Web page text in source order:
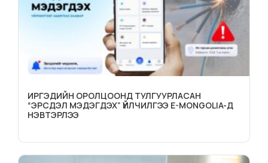
ИРГЭДИЙН ОРОЛЦООНД ТУЛГУУРЛАСАН
“ЭРСДЭЛ МЭДЭГДЭХ” ҮЙЛЧИЛГЭЭ E-MONGOLIA-Д
НЭВТЭРЛЭЭ